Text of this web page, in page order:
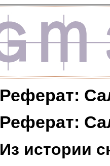
Реферат:
Реферат:
Из истории